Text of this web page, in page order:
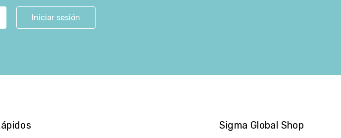
Iniciar sesión
Sigma Global Shop